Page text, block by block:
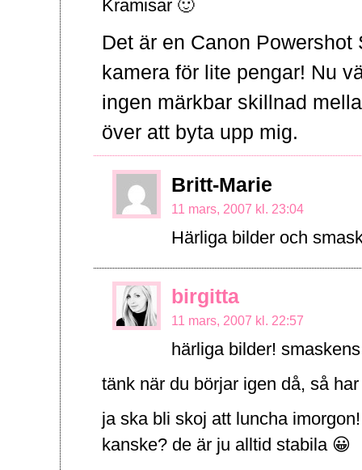
Kramisar 🙂
Det är en Canon
kamera för lite pengar! Nu
ingen märkbar skillnad
över att byta upp mig.
Britt-Marie
11 mars, 2007 kl. 23:04
Härliga bilder och
birgitta
11 mars, 2007 kl. 22:57
härliga bilder!
tänk när du börjar igen då, så
ja ska bli skoj att luncha
kanske? de är ju alltid stabila 😀